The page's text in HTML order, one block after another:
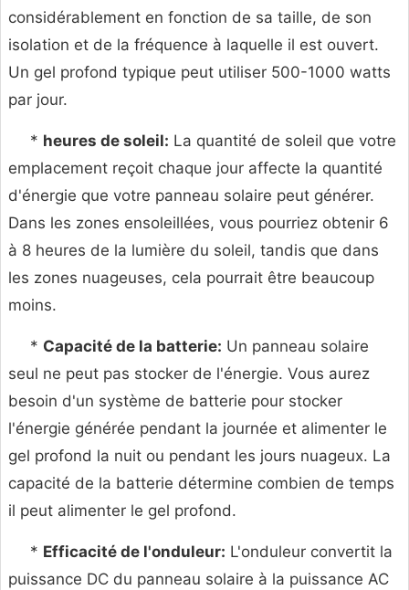
considérablement en fonction de sa taille, de son
isolation et de la fréquence à laquelle il est ouvert.
Un gel profond typique peut utiliser 500-1000 watts
par jour.
* heures de soleil: La quantité de soleil que votre
emplacement reçoit chaque jour affecte la quantité
d'énergie que votre panneau solaire peut générer.
Dans les zones ensoleillées, vous pourriez obtenir 6
à 8 heures de la lumière du soleil, tandis que dans
les zones nuageuses, cela pourrait être beaucoup
moins.
* Capacité de la batterie: Un panneau solaire
seul ne peut pas stocker de l'énergie. Vous aurez
besoin d'un système de batterie pour stocker
l'énergie générée pendant la journée et alimenter le
gel profond la nuit ou pendant les jours nuageux. La
capacité de la batterie détermine combien de temps
il peut alimenter le gel profond.
* Efficacité de l'onduleur: L'onduleur convertit la
puissance DC du panneau solaire à la puissance AC